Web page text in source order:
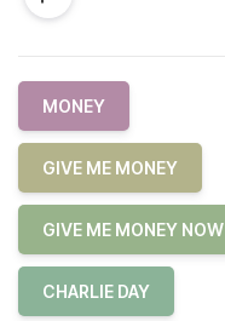
MONEY
GIVE ME MONEY
GIVE ME MONEY NOW
CHARLIE DAY